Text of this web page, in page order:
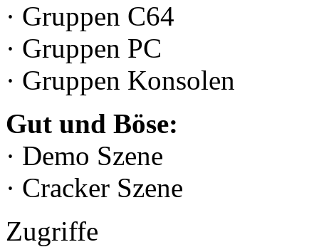
· Gruppen C64
· Gruppen PC
· Gruppen Konsolen
Gut und Böse:
· Demo Szene
· Cracker Szene
Zugriffe